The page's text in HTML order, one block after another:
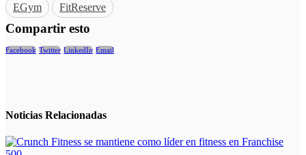
EGym FitReserve
Compartir esto
Facebook Twitter LinkedIn Email
Noticias Relacionadas